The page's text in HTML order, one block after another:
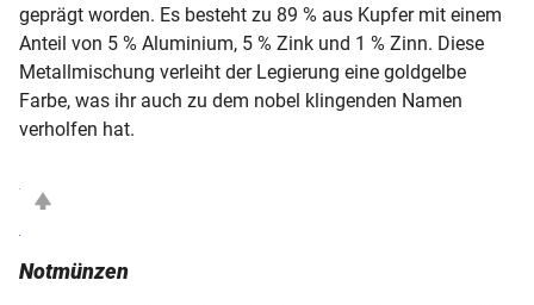
geprägt worden. Es besteht zu 89 % aus Kupfer mit einem
Anteil von 5 % Aluminium, 5 % Zink und 1 % Zinn. Diese
Metallmischung verleiht der Legierung eine goldgelbe
Farbe, was ihr auch zu dem nobel klingenden Namen
verholfen hat.
Notmünzen